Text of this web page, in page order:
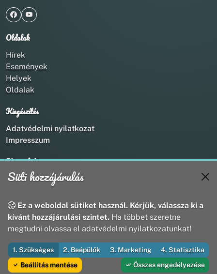
Oldalak
Hírek
Események
Helyek
Oldalak
Kiegészítés
Adatvédelmi nyilatkozat
Impresszum
Kapcsolat
+36 20 211 1888
webmaster@utirany.hu
8419 Csesznek, Vasút u.18.
© 2026 Útirány Webmédia Bt. — Minden jog fenntartva
Fejleszti és üzemelteti az Útirány
Süti hozzájárulás
Ez a weboldal sütiket használ. Kérjük, válassza ki a
kívánt hozzájárulási szintet. Ha többet szeretne
megtudni olvassa el adatvédelmi nyilatkozatunkat!
1. Szükséges 2. Beépülők 3. Marketing
4. Statisztika
Beállítás mentése
Összes engedélyezése